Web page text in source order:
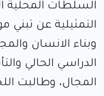
السلطات المحلية
التمثيلية عن
وبناء الانسان
الدراسي الحالي
المجال، وطالبت